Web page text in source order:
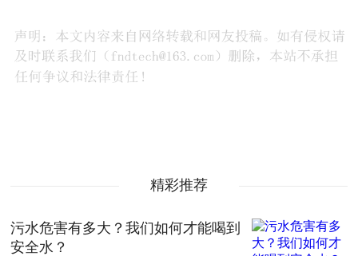
精彩推荐
污水危害有多大？我们如何才能喝到
安全水？